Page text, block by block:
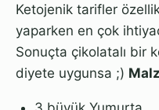
Ketojenik tarifler
yaparken en çok
Sonuçta çikolatalı bir
diyete uygunsa ;)